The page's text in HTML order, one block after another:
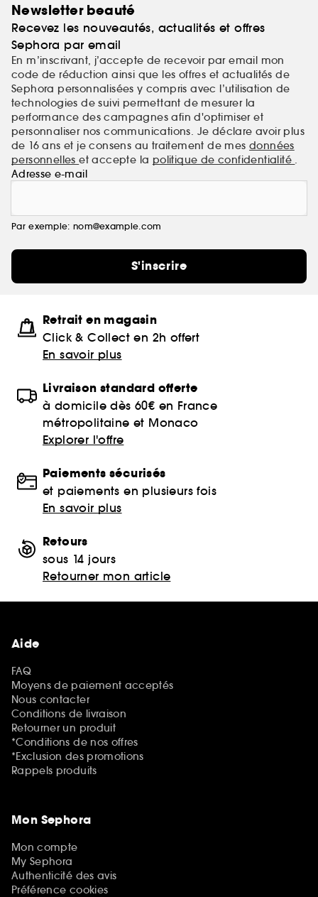
Newsletter beauté
Recevez les nouveautés, actualités et offres
Sephora par email
En m’inscrivant, j’accepte de recevoir par email mon
code de réduction ainsi que les offres et actualités de
Sephora personnalisées y compris avec l’utilisation de
technologies de suivi permettant de mesurer la
performance des campagnes afin d'optimiser et
personnaliser nos communications. Je déclare avoir plus
de 16 ans et je consens au traitement de mes données
personnelleset accepte la politique de confidentialité
Adresse e-mail
Par exemple: nom@example.com
S'inscrire
Retrait en magasin
Click & Collect en 2h offert
En savoir plus
Livraison standard offerte
à domicile dès 60€ en France
métropolitaine et Monaco
Explorer l'offre
Paiements sécurisés
et paiements en plusieurs fois
En savoir plus
Retours
sous 14 jours
Retourner mon article
Aide
FAQ
Moyens de paiement acceptés
Nous contacter
Conditions de livraison
Retourner un produit
*Conditions de nos offres
*Exclusion des promotions
Rappels produits
Mon Sephora
Mon compte
My Sephora
Authenticité des avis
Préférence cookies